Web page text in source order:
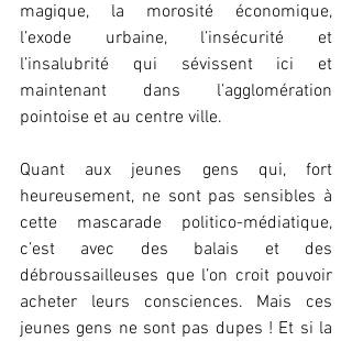
magique, la morosité économique,
l’exode urbaine, l’insécurité et
l’insalubrité qui sévissent ici et
maintenant dans l’agglomération
pointoise et au centre ville.
Quant aux jeunes gens qui, fort
heureusement, ne sont pas sensibles à
cette mascarade politico-médiatique,
c’est avec des balais et des
débroussailleuses que l’on croit pouvoir
acheter leurs consciences. Mais ces
jeunes gens ne sont pas dupes ! Et si la